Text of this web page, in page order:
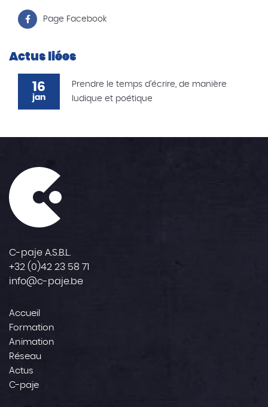
Page Facebook
Actus liées
16
jan
Prendre le temps d’écrire, de manière
ludique et poétique
C-paje A.S.B.L.
+32 (0)42 23 58 71
info@c-paje.be
Accueil
Formation
Animation
Réseau
Actus
C-paje